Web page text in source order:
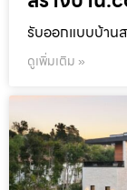
รับออกแบบบ้าน
ดูเพิ่มเติม »